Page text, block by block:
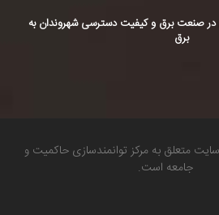
در صنعت برق و کیفیت دسترسی شهروندان به
برق
متعلق به مرکز توانمندسازی حاکمیت و
جامعه است.